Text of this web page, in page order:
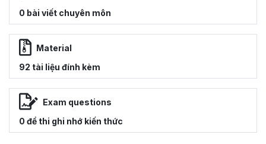
0 bài viết chuyên môn
Material
92 tài liệu đính kèm
Exam questions
0 đề thi ghi nhớ kiến thức